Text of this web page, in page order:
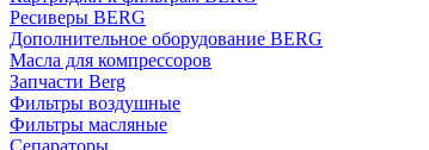
Ресиверы BERG
Дополнительное оборудование BERG
Масла для компрессоров
Запчасти Berg
Фильтры воздушные
Фильтры масляные
Сепараторы